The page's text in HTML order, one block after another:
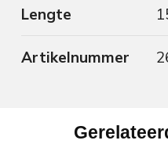
Lengte
Artikelnummer